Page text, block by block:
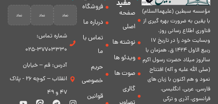
مؤسسه سبطين (عليهماالسلام)
با يقين به ضرورت بهره گیرى از
فناورى اطلاع رسانى روز،
وبسایت خود را در تاريخ 17
ربيع الاول 1424 ق. همزمان با
سالروز ميلاد حضرت رسول اكرم
(صلی الله علیه و آله) افتتاح
نمود و هم اكنون با زبان های
فارسی، عربى، انگلیسی،
فرانسوی، آذری و ترکی
مفید
صفحه
اصلی
نوشته ها
ویدئو ها
صوت ها
گالری
فروشگاه
درباره ما
تماس با
ما
حریم
خصوصی
قوانین
شماره تماس:
37703330-025
آدرس: قم – خیابان
انقلاب – کوچه 26 - پلاک
47 و 49